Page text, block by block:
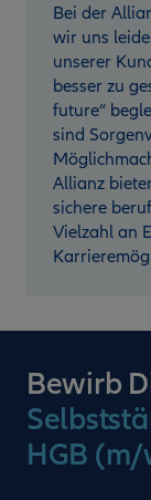
Bei der
wir uns
unserer
besser zu
future“
sind
Allianz
sichere
Vielzahl an
Bewirb
HGB